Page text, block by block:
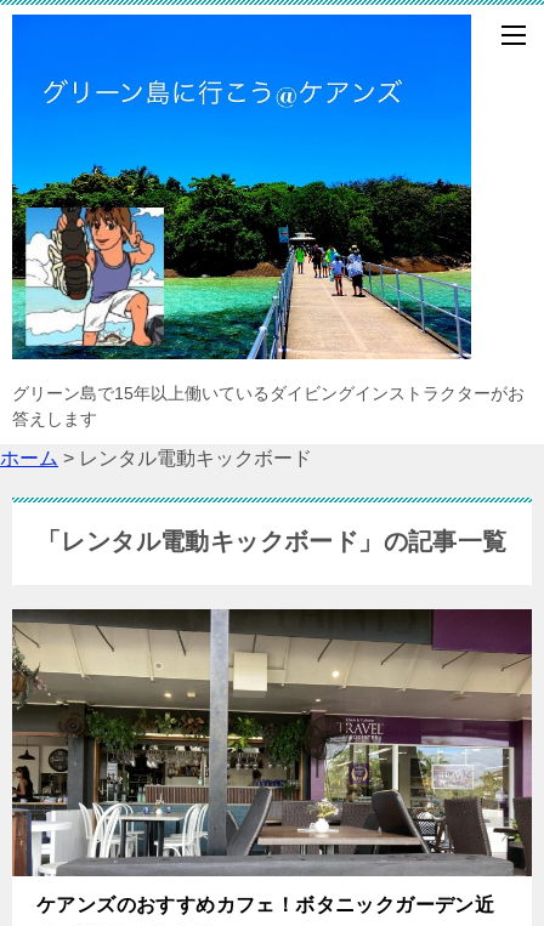
グリーン島で15年以上働いているダイビングインストラクターがお
答えします
ホーム > レンタル電動キックボード
「レンタル電動キックボード」の記事一覧
ケアンズのおすすめカフェ！ボタニックガーデン近